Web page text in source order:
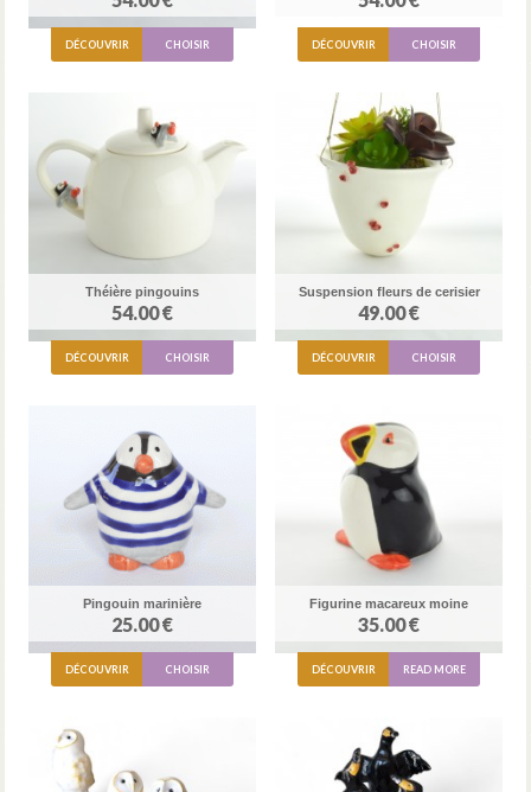
DÉCOUVRIR CHOISIR DÉCOUVRIR CHOISIR
Théière pingouins
54.00 €
DÉCOUVRIR CHOISIR
Suspension fleurs de cerisier
49.00 €
DÉCOUVRIR CHOISIR
Pingouin marinière
25.00 €
DÉCOUVRIR CHOISIR
Figurine macareux moine
35.00 €
DÉCOUVRIR READ MORE